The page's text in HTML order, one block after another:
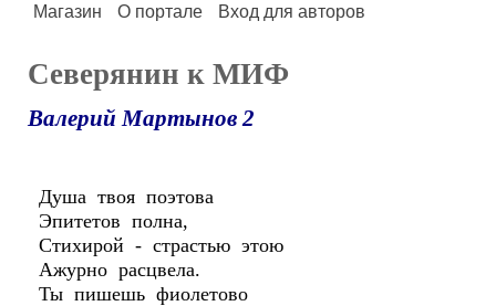
Магазин
О портале Вход для авторов
Северянин к МИФ
Валерий Мартынов 2
Душа твоя поэтова
Эпитетов полна,
Стихирой - страстью этою
Ажурно расцвела.
Ты пишешь фиолетово